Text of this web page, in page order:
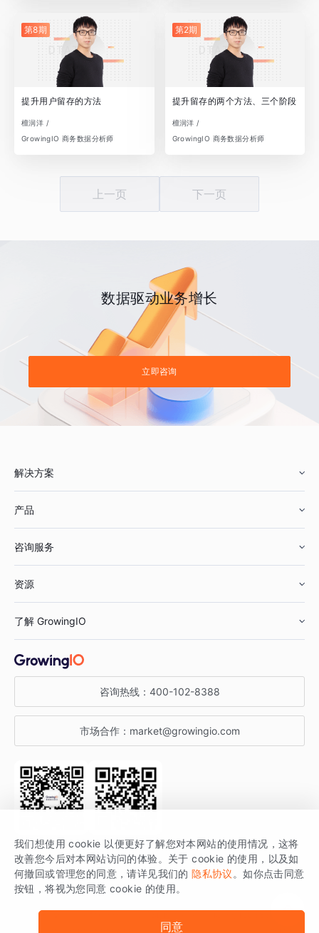
第8期
提升用户留存的方法
檀润洋 /
GrowingIO 商务数据分析师
第2期
提升留存的两个方法、三个阶段
檀润洋 /
GrowingIO 商务数据分析师
上一页 下一页
数据驱动业务增长
立即咨询
解决方案
鞋服行业
汽车行业
金融行业
产品
智能运营
获客分析
咨询服务
资源
增长公开课
增长博客
开发者文档
SDK 文档
场景指南
了解 GrowingIO
关于 GrowingIO
增长大会
行业活动
咨询热线： 400-102-8388
市场合作： market@growingio.com
关注公众号 获取更多干货
GrowingIO 是专注于数据智能分析与增长的品牌，核心平台为 GrowingIO
分析云。
版权所有 © 北京易数科技有限公司
我们想使用 cookie 以便更好了解您对本网站的使用情况，这将
改善您今后对本网站访问的体验。关于 cookie 的使用，以及如
何撤回或管理您的同意，请详见我们的 隐私协议 。如你点击同意
按钮，将视为您同意 cookie 的使用。
同意